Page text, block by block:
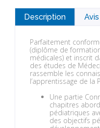
Description
Parfaitement
(diplôme de
médicales) et inscrit
des études de
rassemble les
l’apprentissage de la
Une partie
chapitres
pédiatriques
des objectifs